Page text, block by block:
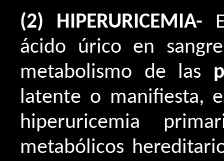
(2) HIPERURICEMIA-
ácido úrico en
metabolismo de las
latente o manifiesta,
hiperuricemia
metabólicos